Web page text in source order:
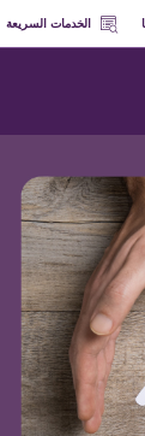
الخدمات السريعة